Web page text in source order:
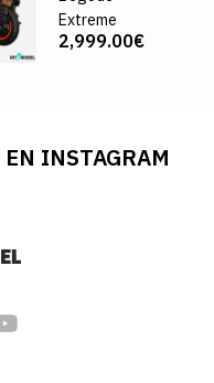
Extreme
2,999.00€
EN INSTAGRAM